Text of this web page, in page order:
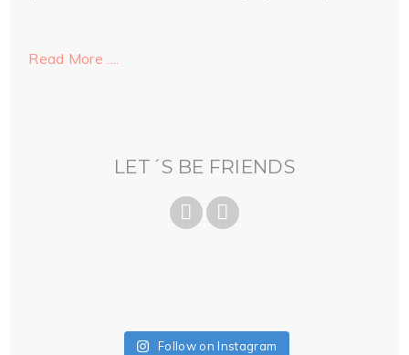
Read More ....
LET´S BE FRIENDS
Follow on Instagram